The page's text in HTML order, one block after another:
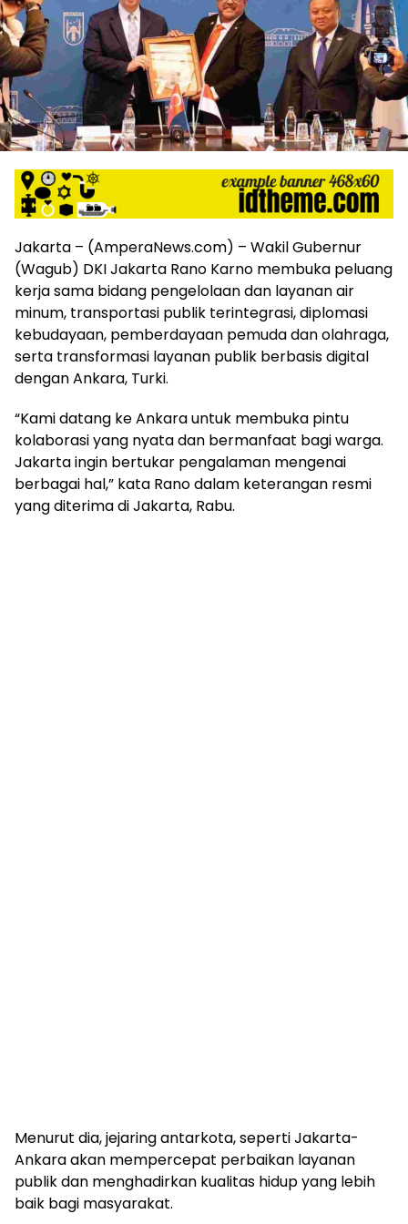
harga
iklan
yang
relatif
lebih
murah
dari
Koran
media
siber
lainnya,
desain
Koran
dan
media
siber
lebih
eksklusif,
bergaya
trendi,
mengandung
unsur
edukasi,
gaya
hidup,
hiburan,
Jakarta – (AmperaNews.com) – Wakil Gubernur
(Wagub) DKI Jakarta Rano Karno membuka peluang
kerja sama bidang pengelolaan dan layanan air
minum, transportasi publik terintegrasi, diplomasi
kebudayaan, pemberdayaan pemuda dan olahraga,
serta transformasi layanan publik berbasis digital
dengan Ankara, Turki.
“Kami datang ke Ankara untuk membuka pintu
kolaborasi yang nyata dan bermanfaat bagi warga.
Jakarta ingin bertukar pengalaman mengenai
berbagai hal,” kata Rano dalam keterangan resmi
yang diterima di Jakarta, Rabu.
Menurut dia, jejaring antarkota, seperti Jakarta-
Ankara akan mempercepat perbaikan layanan
publik dan menghadirkan kualitas hidup yang lebih
baik bagi masyarakat.